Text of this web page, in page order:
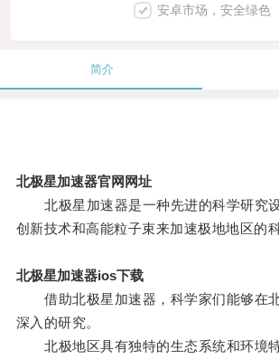
安卓市场，安全绿色
简介
北极星加速器官网网址
北极星加速器是一种先进的科学研究
创新技术和高能粒子束来加速极地地区的
北极星加速器ios下载
借助北极星加速器，科学家们能够在
深入的研究。
北极地区具有独特的生态系统和环境